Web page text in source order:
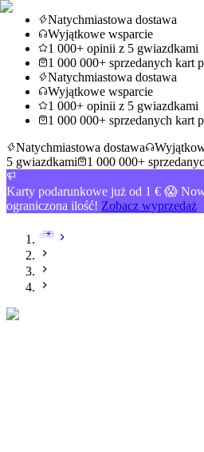
Natychmiastowa dostawa
Wyjątkowe wsparcie
1 000+ opinii z 5 gwiazdkami
1 000 000+ sprzedanych kart
Natychmiastowa dostawa
Wyjątkowe wsparcie
1 000+ opinii z 5 gwiazdkami
1 000 000+ sprzedanych kart
Natychmiastowa dostawa
5 gwiazdkami
1 000 000+
Karty podarunkowe już od 1 € 😱
ograniczona ilość! Zobacz wyprzedaż